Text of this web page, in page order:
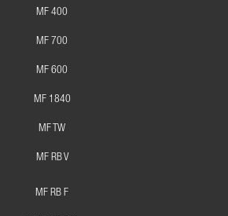
MF 400
MF 700
MF 600
MF 1840
MF TW
MF RB V
MF RB F